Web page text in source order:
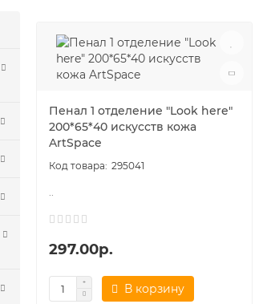
Пенал 1 отделение "Look here"
200*65*40 искусств кожа
ArtSpace
295041
297.00р.
В корзину